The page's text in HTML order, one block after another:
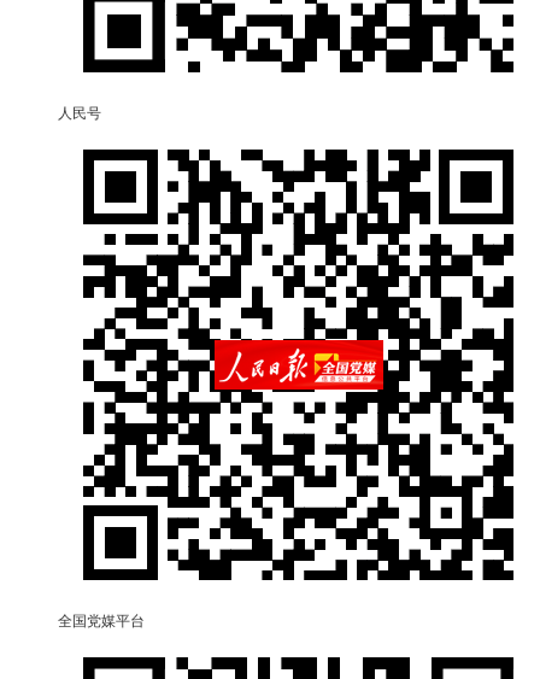
人民号
全国党媒平台